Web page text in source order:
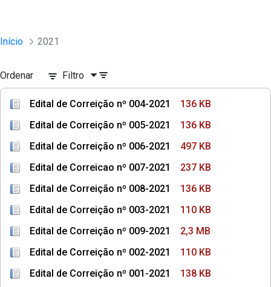
Início 2021
Ordenar Filtro
Edital de Correição nº 004-2021
136 KB
Edital de Correição nº 005-2021
136 KB
Edital de Correição nº 006-2021
497 KB
Edital de Correicao nº 007-2021
237 KB
Edital de Correição nº 008-2021
136 KB
Edital de Correição nº 003-2021
110 KB
Edital de Correição nº 009-2021
2,3 MB
Edital de Correição nº 002-2021
110 KB
Edital de Correição nº 001-2021
138 KB